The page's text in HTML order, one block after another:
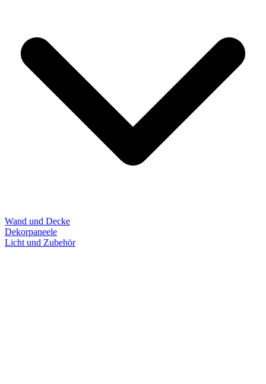
Wand und Decke
Dekorpaneele
Licht und Zubehör